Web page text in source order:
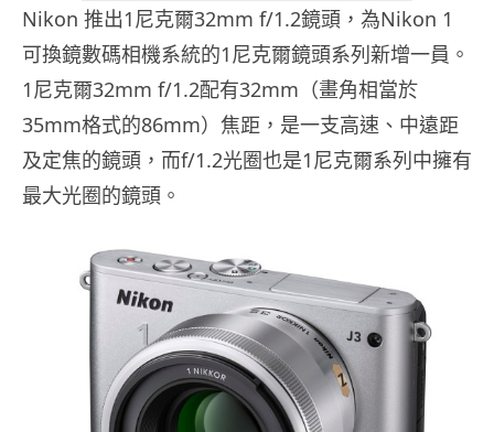
Nikon 推出1尼克爾32mm f/1.2鏡頭，為Nikon 1
可換鏡數碼相機系統的1尼克爾鏡頭系列新增一員。
1尼克爾32mm f/1.2配有32mm（畫角相當於
35mm格式的86mm）焦距，是一支高速、中遠距
及定焦的鏡頭，而f/1.2光圈也是1尼克爾系列中擁有
最大光圈的鏡頭。